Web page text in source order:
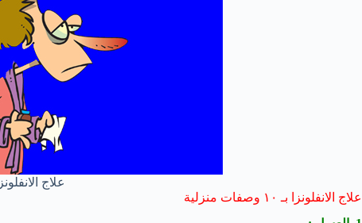
علاج الانفلونزا
علاج الانفلونزا بـ ١٠ وصفات منزلية